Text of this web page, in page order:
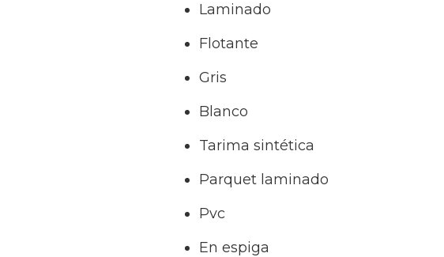
Laminado
Flotante
Gris
Blanco
Tarima sintética
Parquet laminado
Pvc
En espiga